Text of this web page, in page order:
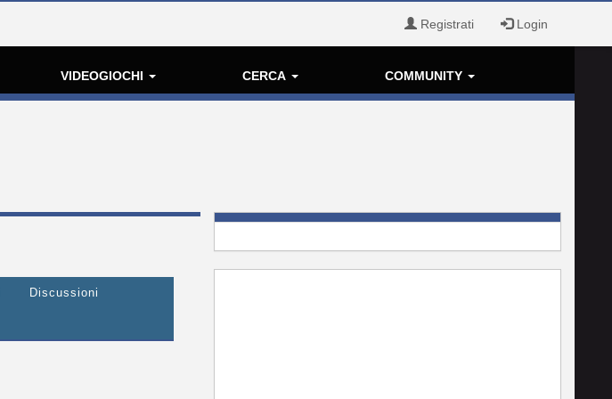
Registrati Login
VIDEOGIOCHI CERCA COMMUNITY
Discussioni